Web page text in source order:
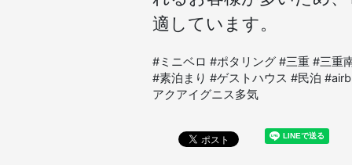
適しています。
#ミニベロ #ポタリング #三重 #三重
#素泊まり #ゲストハウス #民泊
アクアイグニス多気